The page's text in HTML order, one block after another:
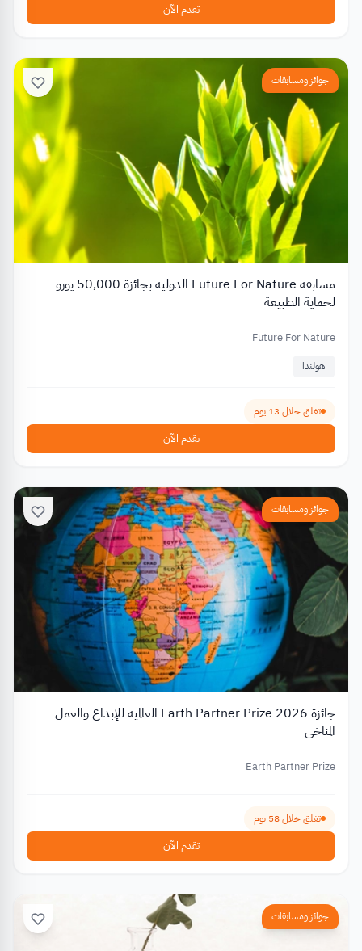
تقدم الآن
جوائز ومسابقات
مسابقة Future For Nature الدولية بجائزة 50,000 يورو
لحماية الطبيعة
Future For Nature
هولندا
تغلق خلال 13 يوم
تقدم الآن
جوائز ومسابقات
جائزة Earth Partner Prize 2026 العالمية للإبداع والعمل
المناخي
Earth Partner Prize
تغلق خلال 58 يوم
تقدم الآن
جوائز ومسابقات